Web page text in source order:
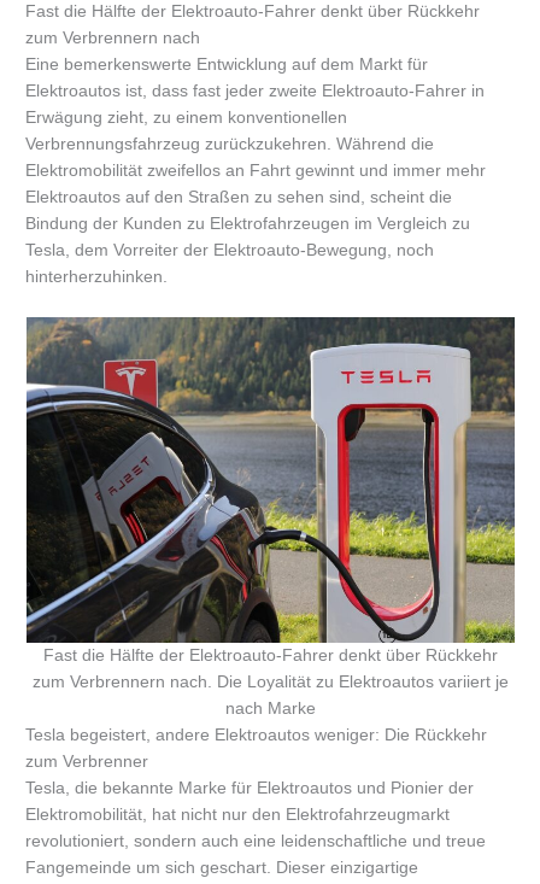
Fast die Hälfte der Elektroauto-Fahrer denkt über Rückkehr
zum Verbrennern nach
Eine bemerkenswerte Entwicklung auf dem Markt für
Elektroautos ist, dass fast jeder zweite Elektroauto-Fahrer in
Erwägung zieht, zu einem konventionellen
Verbrennungsfahrzeug zurückzukehren. Während die
Elektromobilität zweifellos an Fahrt gewinnt und immer mehr
Elektroautos auf den Straßen zu sehen sind, scheint die
Bindung der Kunden zu Elektrofahrzeugen im Vergleich zu
Tesla, dem Vorreiter der Elektroauto-Bewegung, noch
hinterherzuhinken.
Fast die Hälfte der Elektroauto-Fahrer denkt über Rückkehr
zum Verbrennern nach. Die Loyalität zu Elektroautos variiert je
nach Marke
Tesla begeistert, andere Elektroautos weniger: Die Rückkehr
zum Verbrenner
Tesla, die bekannte Marke für Elektroautos und Pionier der
Elektromobilität, hat nicht nur den Elektrofahrzeugmarkt
revolutioniert, sondern auch eine leidenschaftliche und treue
Fangemeinde um sich geschart. Dieser einzigartige